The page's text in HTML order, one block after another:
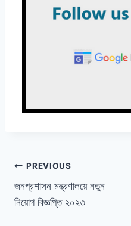
Post
navigation
PREVIOUS
জনপ্রশাসন মন্ত্রণালয়ে নতুন
নিয়োগ বিজ্ঞপ্তি ২০২৩